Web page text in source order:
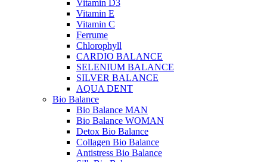
Vitamin D3
Vitamin E
Vitamin C
Ferrume
Chlorophyll
CARDIO BALANCE
SELENIUM BALANCE
SILVER BALANCE
AQUA DENT
Bio Balance
Bio Balance MAN
Bio Balance WOMAN
Detox Bio Balance
Collagen Bio Balance
Antistress Bio Balance